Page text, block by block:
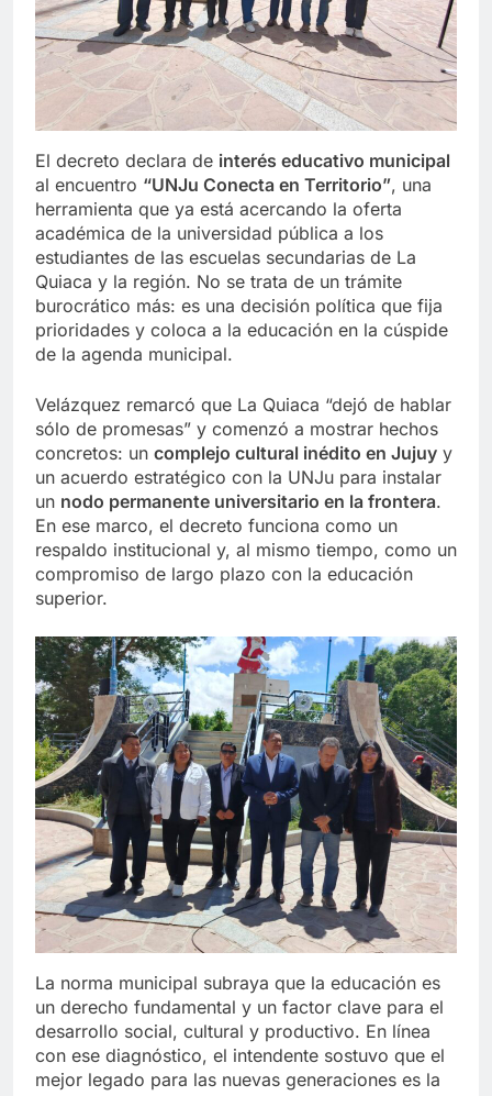
El decreto declara de interés educativo municipal
al encuentro “UNJu Conecta en Territorio”, una
herramienta que ya está acercando la oferta
académica de la universidad pública a los
estudiantes de las escuelas secundarias de La
Quiaca y la región. No se trata de un trámite
burocrático más: es una decisión política que fija
prioridades y coloca a la educación en la cúspide
de la agenda municipal.
Velázquez remarcó que La Quiaca “dejó de hablar
sólo de promesas” y comenzó a mostrar hechos
concretos: un complejo cultural inédito en Jujuy y
un acuerdo estratégico con la UNJu para instalar
un nodo permanente universitario en la frontera.
En ese marco, el decreto funciona como un
respaldo institucional y, al mismo tiempo, como un
compromiso de largo plazo con la educación
superior.
La norma municipal subraya que la educación es
un derecho fundamental y un factor clave para el
desarrollo social, cultural y productivo. En línea
con ese diagnóstico, el intendente sostuvo que el
mejor legado para las nuevas generaciones es la